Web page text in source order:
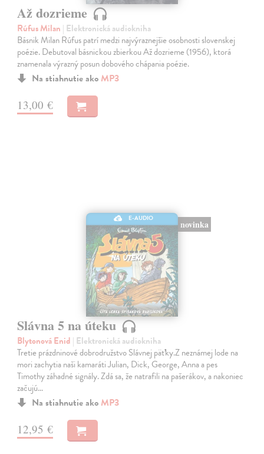
Až dozrieme
Rúfus Milan | Elektronická audiokniha
Básnik Milan Rúfus patrí medzi najvýraznejšie osobnosti slovenskej
poézie. Debutoval básnickou zbierkou Až dozrieme (1956), ktorá
znamenala výrazný posun dobového chápania poézie.
Na stiahnutie ako MP3
13,00 €
E-AUDIO
novinka
Slávna 5 na úteku
Blytonová Enid | Elektronická audiokniha
Tretie prázdninové dobrodružstvo Slávnej päťky.Z neznámej lode na
mori zachytia naši kamaráti Julian, Dick, George, Anna a pes
Timothy záhadné signály. Zdá sa, že natrafili na pašerákov, a nakoniec
začujú…
Na stiahnutie ako MP3
12,95 €